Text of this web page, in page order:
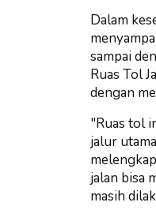
Dalam
sampai
Ruas Tol
dengan
"Ruas tol
jalur
jalan bisa
masih